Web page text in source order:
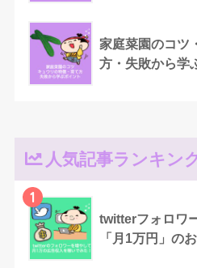
家庭菜園のコツ
方・失敗から学
人気記事ランキン
1
twitterフォロワ
「月1万円」の